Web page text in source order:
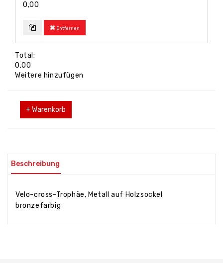
0,00
Entfernen
Total:
0,00
Weitere hinzufügen
+ Warenkorb
Beschreibung
Velo-cross-Trophäe, Metall auf Holzsockel
bronzefarbig